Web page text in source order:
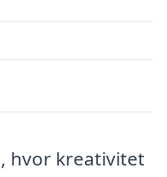
hvor kreativitet